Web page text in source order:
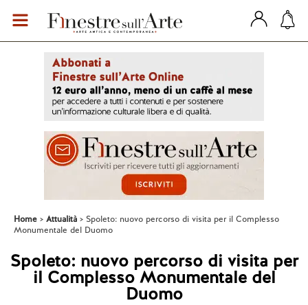
Home Attualità
Spoleto: nuovo percorso di visita per il Complesso
Monumentale del Duomo
Spoleto: nuovo percorso di visita per
il Complesso Monumentale del
Duomo